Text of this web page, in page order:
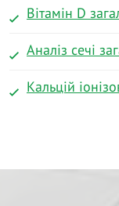
Вітамін D
Аналіз сечі
Кальцій